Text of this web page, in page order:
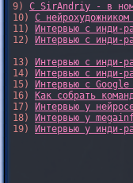
9) С SirAndriy - в
10) С
11)
Интервью с инди-
12)
Интервью с инди-
13)
Интервью с инди-
14)
Интервью с инди-
15)
Интервью с
16)
Как собрать
17)
Интервью у
18)
Интервью у
19)
Интервью у инди-